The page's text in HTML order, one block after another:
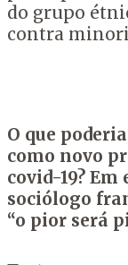
do grupo
contra
O que
como novo
covid-19?
sociólogo
“o pior será